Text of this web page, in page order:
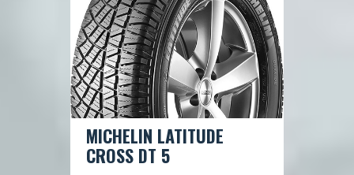
MICHELIN LATITUDE
CROSS DT 5